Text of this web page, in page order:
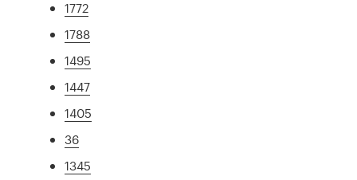
1772
1788
1495
1447
1405
36
1345